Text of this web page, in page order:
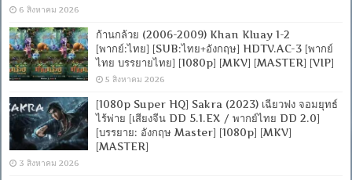
6 สิงหาคม 2026
ก้านกล้วย (2006-2009) Khan Kluay 1-2
[พากย์:ไทย] [SUB:ไทย+อังกฤษ] HDTV.AC-3 [พากย์
ไทย บรรยายไทย] [1080p] [MKV] [MASTER] [VIP]
5 สิงหาคม 2026
[1080p Super HQ] Sakra (2023) เฉียวฟง จอมยุทธ์
ไร้พ่าย [เสียงจีน DD 5.1.EX / พากย์ไทย DD 2.0]
[บรรยาย: อังกฤษ Master] [1080p] [MKV]
[MASTER]
3 สิงหาคม 2026